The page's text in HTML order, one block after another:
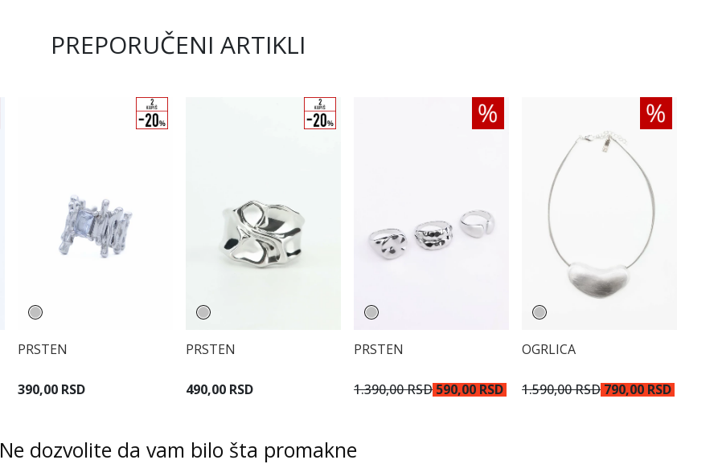
PREPORUČENI ARTIKLI
PRSTEN
390,00 RSD
PRSTEN
490,00 RSD
PRSTEN
1.390,00 RSD 590,00 RSD
OGRLICA
1.590,00 RSD 790,00 RSD
Ne dozvolite da vam bilo šta promakne